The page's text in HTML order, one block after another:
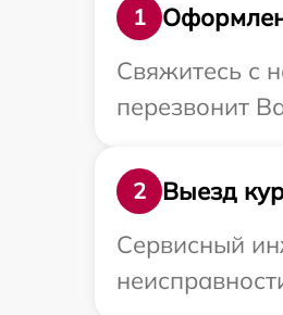
1
Свяжитесь с
перезвонит
2
Выезд
Сервисный